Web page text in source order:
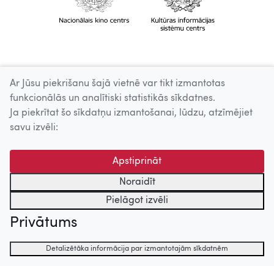
Ar Jūsu piekrišanu šajā vietnē var tikt izmantotas
funkcionālās un analītiski statistikās sīkdatnes.
Ja piekrītat šo sīkdatņu izmantošanai, lūdzu, atzīmējiet
savu izvēli:
Apstiprināt
Noraidīt
Pielāgot izvēli
Privātums
Detalizētāka informācija par izmantotajām sīkdatnēm